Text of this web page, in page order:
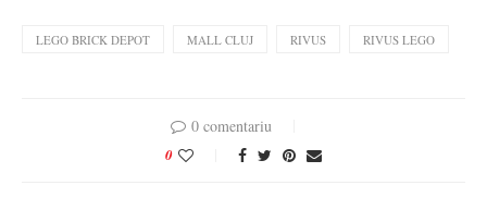
LEGO BRICK DEPOT MALL CLUJ RIVUS RIVUS LEGO
0 comentariu
0